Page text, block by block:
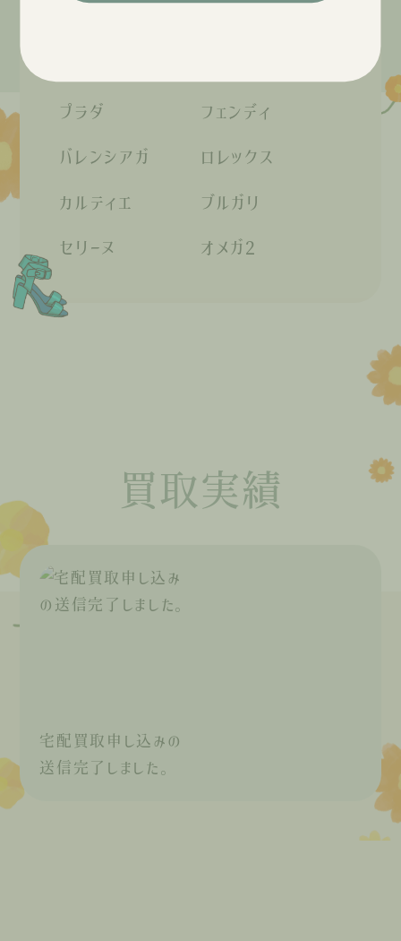
プラダ フェンディ
バレンシアガ ロレックス
カルティエ ブルガリ
セリーヌ オメガ2
買取実績
宅配買取申し込みの
送信完了しました。